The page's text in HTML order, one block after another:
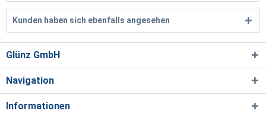
Kunden haben sich ebenfalls angesehen
Glünz GmbH
Navigation
Informationen